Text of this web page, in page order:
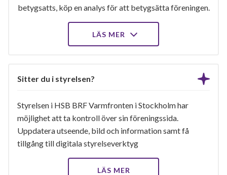
betygsatts, köp en analys för att betygsätta föreningen.
LÄS MER
Sitter du i styrelsen?
Styrelsen i HSB BRF Varmfronten i Stockholm har
möjlighet att ta kontroll över sin föreningssida.
Uppdatera utseende, bild och information samt få
tillgång till digitala styrelseverktyg
LÄS MER